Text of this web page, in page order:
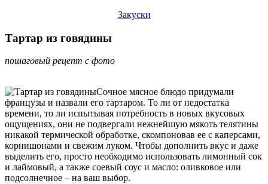
Закуски
Тартар из говядины
пошаговый рецепт с фото
Сочное мясное блюдо придумали
французы и назвали его тартаром. То ли от недостатка
времени, то ли испытывая потребность в новых вкусовых
ощущениях, они не подвергали нежнейшую мякоть телятины
никакой термической обработке, скомпоновав ее с каперсами,
корнишонами и свежим луком. Чтобы дополнить вкус и даже
выделить его, просто необходимо использовать лимонный сок
и лаймовый, а также соевый соус и масло: оливковое или
подсолнечное – на ваш выбор.